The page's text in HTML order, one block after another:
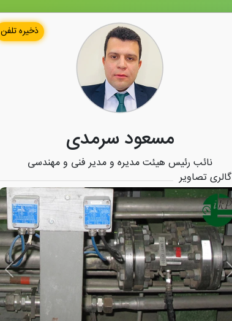
ذخیره تلفن
مسعود سرمدی
نائب رئیس هیئت مدیره و مدیر فنی و مهندسی
گالری تصاویر